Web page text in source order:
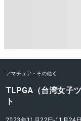
アマチュア・その他
TLPGA（台湾女子
ト